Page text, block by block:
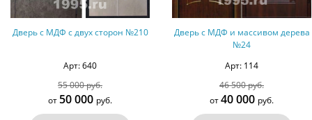
Дверь с МДФ с двух сторон №210
Арт: 640
55 000 руб.
от 50 000 руб.
Дверь с МДФ и массивом дерева
№24
Арт: 114
46 500 руб.
от40 000 руб.